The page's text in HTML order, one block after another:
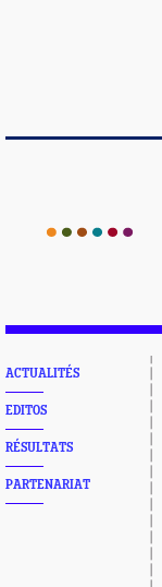
ACTUALITÉS
EDITOS
RÉSULTATS
PARTENARIAT